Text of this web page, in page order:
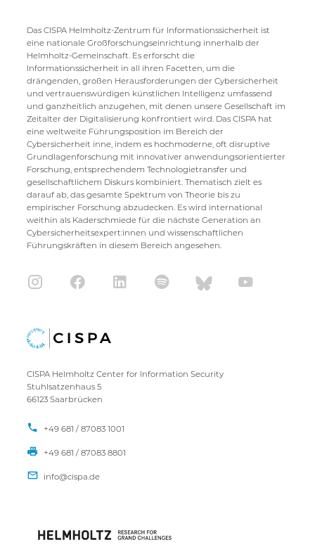
Das CISPA Helmholtz-Zentrum für Informationssicherheit ist
eine nationale Großforschungseinrichtung innerhalb der
Helmholtz-Gemeinschaft. Es erforscht die
Informationssicherheit in all ihren Facetten, um die
drängenden, großen Herausforderungen der Cybersicherheit
und vertrauenswürdigen künstlichen Intelligenz umfassend
und ganzheitlich anzugehen, mit denen unsere Gesellschaft im
Zeitalter der Digitalisierung konfrontiert wird. Das CISPA hat
eine weltweite Führungsposition im Bereich der
Cybersicherheit inne, indem es hochmoderne, oft disruptive
Grundlagenforschung mit innovativer anwendungsorientierter
Forschung, entsprechendem Technologietransfer und
gesellschaftlichem Diskurs kombiniert. Thematisch zielt es
darauf ab, das gesamte Spektrum von Theorie bis zu
empirischer Forschung abzudecken. Es wird international
weithin als Kaderschmiede für die nächste Generation an
Cybersicherheitsexpert:innen und wissenschaftlichen
Führungskräften in diesem Bereich angesehen.
CISPA Helmholtz Center for Information Security
Stuhlsatzenhaus 5
66123 Saarbrücken
+49 681 / 87083 1001
+49 681 / 87083 8801